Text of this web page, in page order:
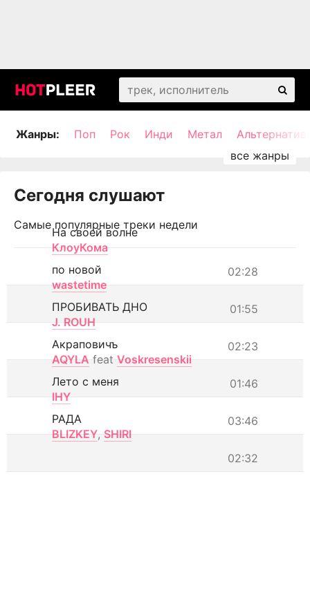
Жанры: Поп Рок Инди Метал
Сегодня слушают
Самые популярные треки недели
На своей волне
КлоуКома
02:28
по новой
wastetime
01:55
ПРОБИВАТЬ ДНО
J. ROUH
02:23
Акраповичъ
AQYLA feat Voskresenskii
01:46
Лето с меня
IHY
03:46
РАДА
BLIZKEY, SHIRI
02:32